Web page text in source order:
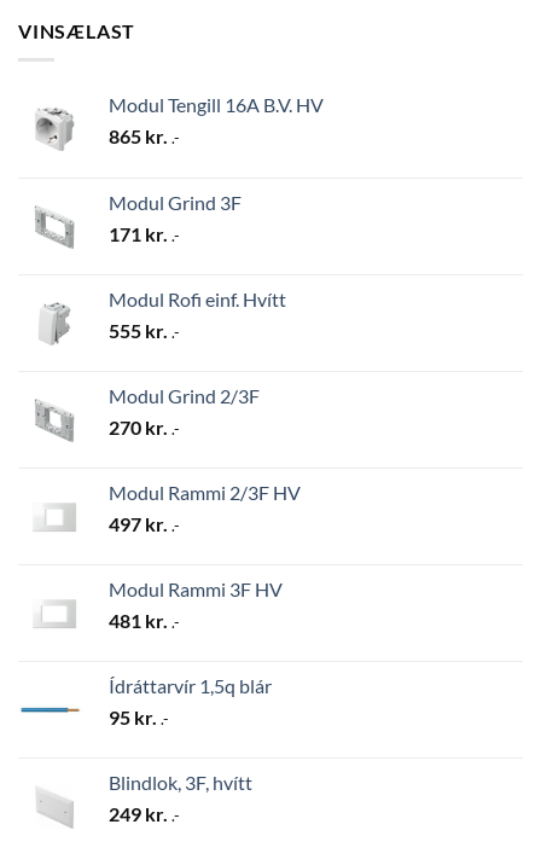
VINSÆLAST
Modul Tengill 16A B.V. HV
865 kr. .-
Modul Grind 3F
171 kr. .-
Modul Rofi einf. Hvítt
555 kr. .-
Modul Grind 2/3F
270 kr. .-
Modul Rammi 2/3F HV
497 kr. .-
Modul Rammi 3F HV
481 kr. .-
Ídráttarvír 1,5q blár
95 kr. .-
Blindlok, 3F, hvítt
249 kr. .-